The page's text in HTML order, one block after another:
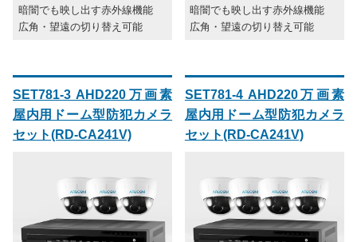
暗闇でも映し出す赤外線機能
広角・望遠の切り替え可能
暗闇でも映し出す赤外線機能
広角・望遠の切り替え可能
SET781-3 AHD220万画素
屋内用ドーム型防犯カメラ
セット(RD-CA241V)
SET781-4 AHD220万画素
屋内用ドーム型防犯カメラ
セット(RD-CA241V)